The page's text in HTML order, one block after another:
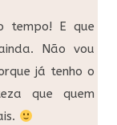
tempo! E que
Não vou
já tenho o
que quem